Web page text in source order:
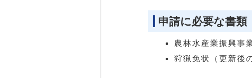
申請に必要な書類
農林水産業振興事
狩猟免状（更新後